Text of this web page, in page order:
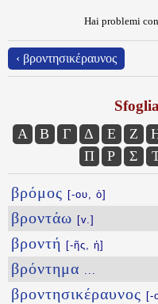
Hai problemi
‹ βροντησικέραυνος
Α Β Γ Δ Ε Ζ
Π
Ρ Σ
βρόμος [-ου, ὁ]
βροντάω [v.]
βροντή [-ῆς, ἡ]
βρόντημα ...
βροντησικέραυνος [-